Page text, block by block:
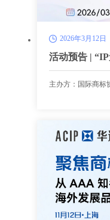
2026年3月12日
活动预告 |
会预热会（深
主办方：国际商标